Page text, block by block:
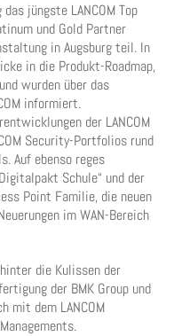
jüngste LANCOM Top
und Gold Partner
in Augsburg teil. In
in die Produkt-Roadmap,
wurden über das
informiert.
der LANCOM
Security-Portfolios rund
Auf ebenso reges
Schule“ und der
Point Familie, die neuen
im WAN-Bereich
die Kulissen der
der BMK Group und
mit dem LANCOM